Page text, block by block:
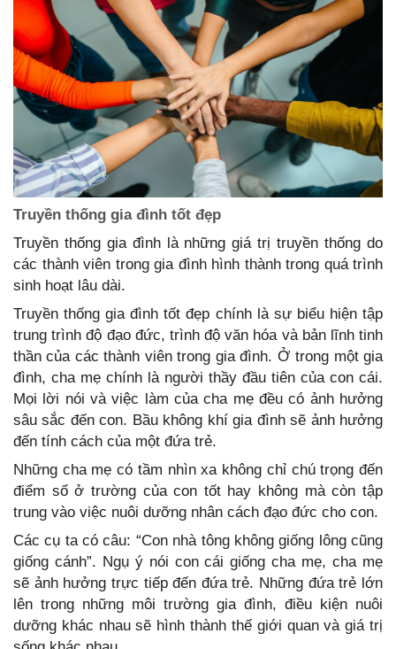
Truyền thống gia đình tốt đẹp
Truyền thống gia đình là những giá trị truyền thống do
các thành viên trong gia đình hình thành trong quá trình
sinh hoạt lâu dài.
Truyền thống gia đình tốt đẹp chính là sự biểu hiện tập
trung trình độ đạo đức, trình độ văn hóa và bản lĩnh tinh
thần của các thành viên trong gia đình. Ở trong một gia
đình, cha mẹ chính là người thầy đầu tiên của con cái.
Mọi lời nói và việc làm của cha mẹ đều có ảnh hưởng
sâu sắc đến con. Bầu không khí gia đình sẽ ảnh hưởng
đến tính cách của một đứa trẻ.
Những cha mẹ có tầm nhìn xa không chỉ chú trọng đến
điểm số ở trường của con tốt hay không mà còn tập
trung vào việc nuôi dưỡng nhân cách đạo đức cho con.
Các cụ ta có câu: “Con nhà tông không giống lông cũng
giống cánh”. Ngụ ý nói con cái giống cha mẹ, cha mẹ
sẽ ảnh hưởng trực tiếp đến đứa trẻ. Những đứa trẻ lớn
lên trong những môi trường gia đình, điều kiện nuôi
dưỡng khác nhau sẽ hình thành thế giới quan và giá trị